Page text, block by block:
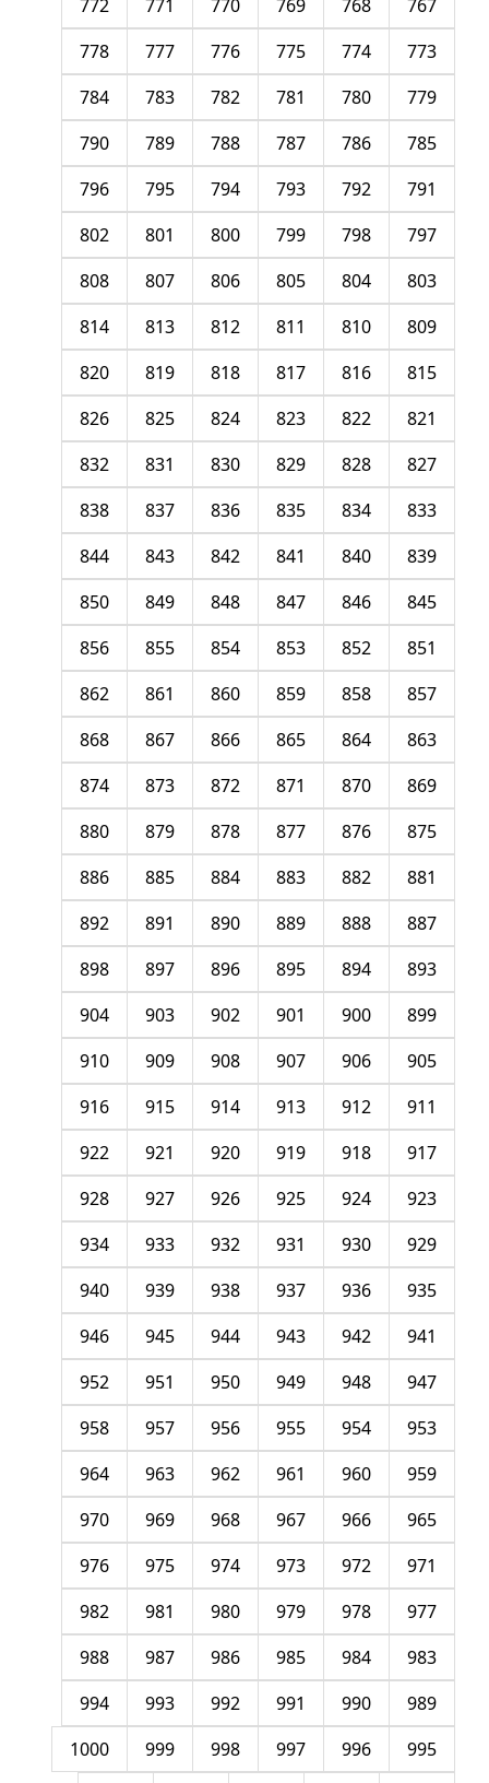
767
768
769
770
771
772
773
774
775
776
777
778
779
780
781
782
783
784
785
786
787
788
789
790
791
792
793
794
795
796
797
798
799
800
801
802
803
804
805
806
807
808
809
810
811
812
813
814
815
816
817
818
819
820
821
822
823
824
825
826
827
828
829
830
831
832
833
834
835
836
837
838
839
840
841
842
843
844
845
846
847
848
849
850
851
852
853
854
855
856
857
858
859
860
861
862
863
864
865
866
867
868
869
870
871
872
873
874
875
876
877
878
879
880
881
882
883
884
885
886
887
888
889
890
891
892
893
894
895
896
897
898
899
900
901
902
903
904
905
906
907
908
909
910
911
912
913
914
915
916
917
918
919
920
921
922
923
924
925
926
927
928
929
930
931
932
933
934
935
936
937
938
939
940
941
942
943
944
945
946
947
948
949
950
951
952
953
954
955
956
957
958
959
960
961
962
963
964
965
966
967
968
969
970
971
972
973
974
975
976
977
978
979
980
981
982
983
984
985
986
987
988
989
990
991
992
993
994
995
996
997
998
999
1000